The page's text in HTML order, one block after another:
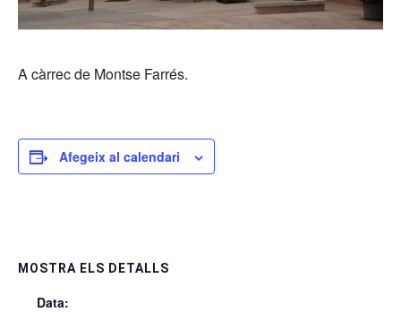
A càrrec de Montse Farrés.
Afegeix al calendari
MOSTRA ELS DETALLS
Data: